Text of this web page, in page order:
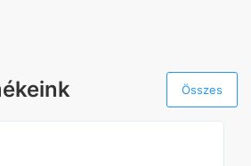
Összes